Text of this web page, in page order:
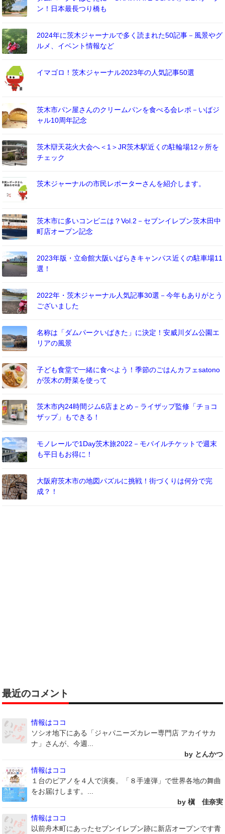
ン！日本最長つり橋も
2024年に茨木ジャーナルで多く読まれた50記事－風景やグ
ルメ、イベント情報など
イマゴロ！茨木ジャーナル2023年の人気記事50選
茨木市パン屋さんのクリームパンを食べる会レポ－いばジ
ャル10周年記念
茨木辯天花火大会へ＜1＞JR茨木駅近くの駐輪場12ヶ所を
チェック
茨木ジャーナルの市民レポーターさんを紹介します。
茨木市に多いコンビニは？Vol.2－セブンイレブン茨木田中
町店オープン記念
2023年版・立命館大阪いばらきキャンパス近くの駐車場11
選！
2022年・茨木ジャーナル人気記事30選－今年もありがとう
ございました
名称は「ダムパークいばきた」に決定！安威川ダム公園エ
リアの風景
子ども食堂で一緒に食べよう！季節のごはんカフェsatono
が茨木の野菜を使って
茨木市内24時間ジム6店まとめ－ライザップ監修「チョコ
ザップ」もできる！
モノレールで1Day茨木旅2022－モバイルチケットで週末
も平日もお得に！
大阪府茨木市の地図パズルに挑戦！街づくりは何分で完
成？！
最近のコメント
情報はココ
ソシオ地下にある「ジャパニーズカレー専門店 アカイサカ
ナ」さんが、今週...
by とんかつ
情報はココ
１台のピアノを４人で演奏。「８手連弾」で世界各地の舞曲
をお届けします。...
by 槇 佳奈実
情報はココ
以前舟木町にあったセブンイレブン跡に新店オープンです青